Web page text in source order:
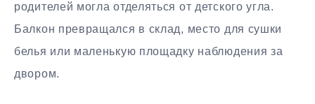
родителей могла отделяться от детского угла.
Балкон превращался в склад, место для сушки
белья или маленькую площадку наблюдения за
двором.